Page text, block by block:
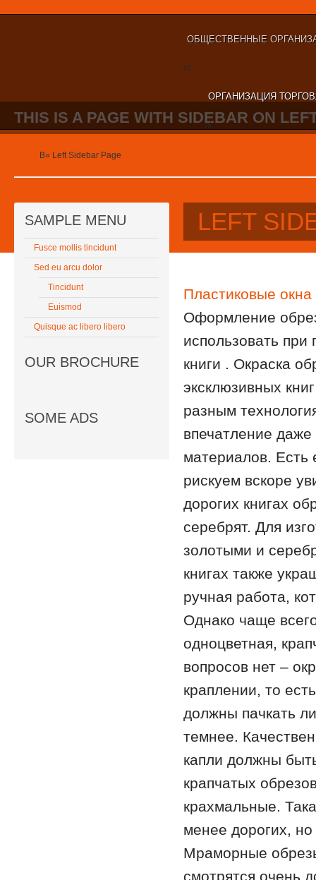
ОБЩЕСТВЕННЫЕ
nt
ОРГАНИЗАЦИЯ
nt
THIS IS A PAGE WITH SIDEBAR ON
В» Left Sidebar Page
SAMPLE MENU
Fusce mollis tincidunt
Sed eu arcu dolor
Tincidunt
Euismod
Quisque ac libero libero
OUR BROCHURE
SOME ADS
LEFT
Пластиковые окна
Оформление
использовать при
книги . Окраска
эксклюзивных
разным
впечатление даже
материалов.
рискуем вскоре
дорогих книгах
серебрят. Для
золотыми и
книгах также
ручная работа,
Однако чаще
одноцветная,
вопросов нет –
краплении, то
должны пачкать
темнее.
капли должны
крапчатых
крахмальные.
менее дорогих,
Мраморные
смотрятся очень